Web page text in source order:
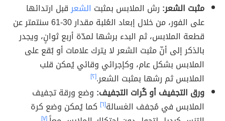
مثبت الشعر: رش الملابس بمثبت الشعرقبل ارتدائها
على الفور، من خلال إبعاد العُلبة مقدار 30-61 سنتمتر عن
قطعة الملابس، ثم البدء برشها لمدّة أربع ثوانٍ، ويجدر
بالذكر إلى أنّ مثبت الشعر لا يترك علامات أو بُقع على
الملابس بشكل عام، وكإجرائي وقائي يُمكن قلب
الملابس ثم رشها بمثبت الشعر.[٢]
ورق التجفيف أو كُرات التجفيف: وضع ورقة تجفيف
الملابس في مُجفف الغسالة[٦] كما يُمكن وضع كرة
[٧]